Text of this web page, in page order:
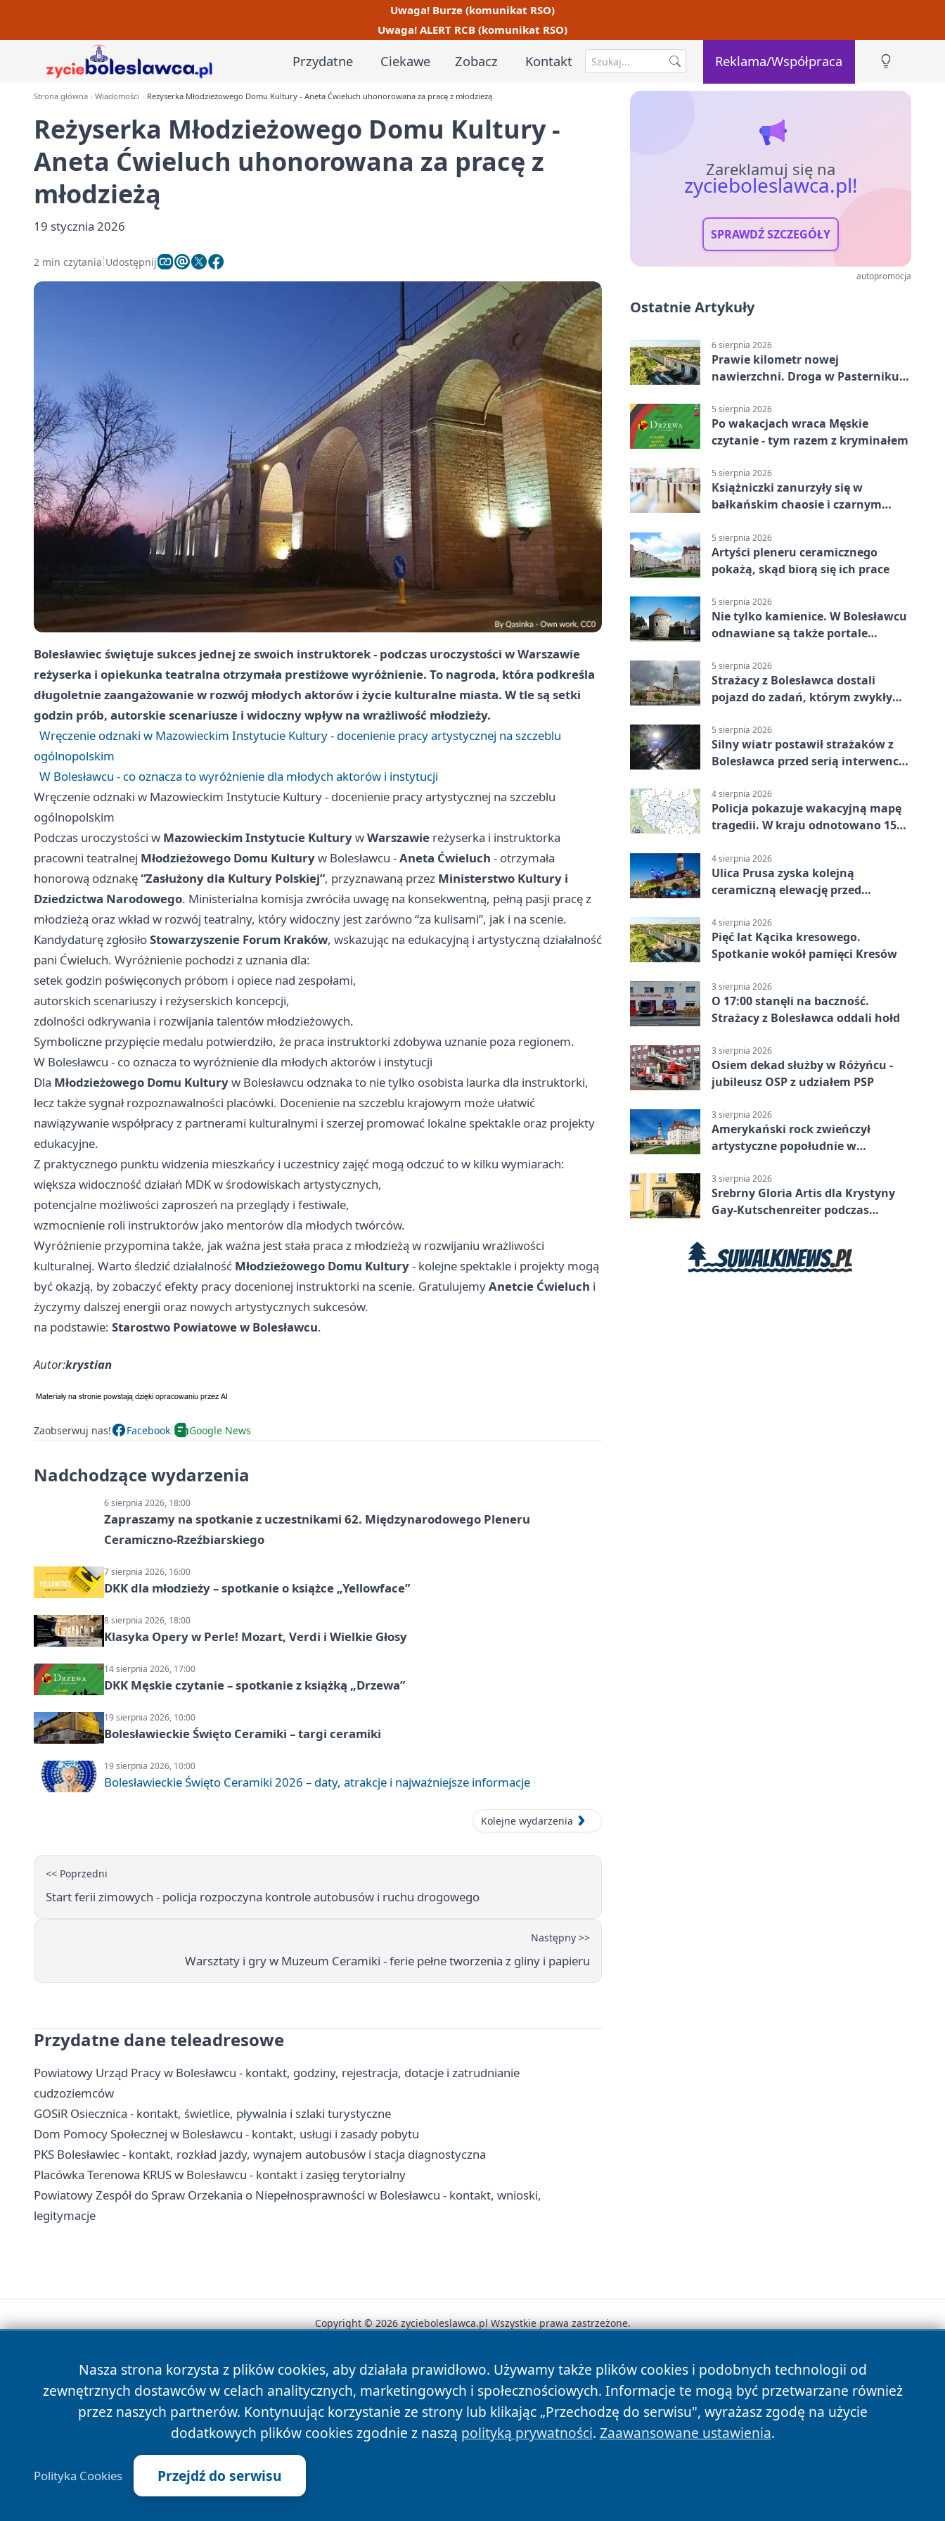
Uwaga! Burze (komunikat RSO)
Uwaga! ALERT RCB (komunikat RSO)
Przydatne Ciekawe Zobacz Kontakt Reklama/Współpraca
Strona główna Wiadomości Reżyserka Młodzieżowego Domu Kultury - Aneta Ćwieluch uhonorowana za pracę z młodzieżą
Reżyserka Młodzieżowego Domu Kultury -
Aneta Ćwieluch uhonorowana za pracę z
młodzieżą
19 stycznia 2026
2 min czytania Udostępnij
Bolesławiec świętuje sukces jednej ze swoich instruktorek - podczas uroczystości w Warszawie
reżyserka i opiekunka teatralna otrzymała prestiżowe wyróżnienie. To nagroda, która podkreśla
długoletnie zaangażowanie w rozwój młodych aktorów i życie kulturalne miasta. W tle są setki
godzin prób, autorskie scenariusze i widoczny wpływ na wrażliwość młodzieży.
Wręczenie odznaki w Mazowieckim Instytucie Kultury - docenienie pracy artystycznej na szczeblu
ogólnopolskim
W Bolesławcu - co oznacza to wyróżnienie dla młodych aktorów i instytucji
Wręczenie odznaki w Mazowieckim Instytucie Kultury - docenienie pracy artystycznej na szczeblu
ogólnopolskim
Podczas uroczystości w Mazowieckim Instytucie KulturywWarszawie reżyserka i instruktorka
pracowni teatralnej Młodzieżowego Domu Kulturyw Bolesławcu -Aneta Ćwieluch - otrzymała
honorową odznakę“Zasłużony dla Kultury Polskiej”, przyznawaną przez Ministerstwo Kultury i
Dziedzictwa Narodowego. Ministerialna komisja zwróciła uwagę na konsekwentną, pełną pasji pracę z
młodzieżą oraz wkład w rozwój teatralny, który widoczny jest zarówno “za kulisami”, jak i na scenie.
Kandydaturę zgłosiłoStowarzyszenie Forum Kraków, wskazując na edukacyjną i artystyczną działalność
pani Ćwieluch. Wyróżnienie pochodzi z uznania dla:
setek godzin poświęconych próbom i opiece nad zespołami,
autorskich scenariuszy i reżyserskich koncepcji,
zdolności odkrywania i rozwijania talentów młodzieżowych.
Symboliczne przypięcie medalu potwierdziło, że praca instruktorki zdobywa uznanie poza regionem.
W Bolesławcu - co oznacza to wyróżnienie dla młodych aktorów i instytucji
Dla Młodzieżowego Domu Kulturyw Bolesławcu odznaka to nie tylko osobista laurka dla instruktorki,
lecz także sygnał rozpoznawalności placówki. Docenienie na szczeblu krajowym może ułatwić
nawiązywanie współpracy z partnerami kulturalnymi i szerzej promować lokalne spektakle oraz projekty
edukacyjne.
Z praktycznego punktu widzenia mieszkańcy i uczestnicy zajęć mogą odczuć to w kilku wymiarach:
większa widoczność działań MDK w środowiskach artystycznych,
potencjalne możliwości zaproszeń na przeglądy i festiwale,
wzmocnienie roli instruktorów jako mentorów dla młodych twórców.
Wyróżnienie przypomina także, jak ważna jest stała praca z młodzieżą w rozwijaniu wrażliwości
kulturalnej. Warto śledzić działalność Młodzieżowego Domu Kultury- kolejne spektakle i projekty mogą
być okazją, by zobaczyć efekty pracy docenionej instruktorki na scenie. GratulujemyAnetcie Ćwieluch i
życzymy dalszej energii oraz nowych artystycznych sukcesów.
na podstawie: Starostwo Powiatowe w Bolesławcu.
Autor:krystian
Zaobserwuj nas! Facebook Google News
Nadchodzące wydarzenia
6 sierpnia 2026, 18:00
Zapraszamy na spotkanie z uczestnikami 62. Międzynarodowego Pleneru
Ceramiczno-Rzeźbiarskiego
7 sierpnia 2026, 16:00
DKK dla młodzieży – spotkanie o książce „Yellowface”
8 sierpnia 2026, 18:00
Klasyka Opery w Perle! Mozart, Verdi i Wielkie Głosy
14 sierpnia 2026, 17:00
DKK Męskie czytanie – spotkanie z książką „Drzewa”
19 sierpnia 2026, 10:00
Bolesławieckie Święto Ceramiki – targi ceramiki
19 sierpnia 2026, 10:00
Bolesławieckie Święto Ceramiki 2026 – daty, atrakcje i najważniejsze informacje
Kolejne wydarzenia
<< Poprzedni
Start ferii zimowych - policja rozpoczyna kontrole autobusów i ruchu drogowego
Następny >>
Warsztaty i gry w Muzeum Ceramiki - ferie pełne tworzenia z gliny i papieru
Przydatne dane teleadresowe
Powiatowy Urząd Pracy w Bolesławcu - kontakt, godziny, rejestracja, dotacje i zatrudnianie
cudzoziemców
GOSiR Osiecznica - kontakt, świetlice, pływalnia i szlaki turystyczne
Dom Pomocy Społecznej w Bolesławcu - kontakt, usługi i zasady pobytu
PKS Bolesławiec - kontakt, rozkład jazdy, wynajem autobusów i stacja diagnostyczna
Placówka Terenowa KRUS w Bolesławcu - kontakt i zasięg terytorialny
Powiatowy Zespół do Spraw Orzekania o Niepełnosprawności w Bolesławcu - kontakt, wnioski,
legitymacje
Zareklamuj się na
zycieboleslawca.pl!
SPRAWDŹ SZCZEGÓŁY
autopromocja
Ostatnie Artykuły
6 sierpnia 2026
Prawie kilometr nowej
nawierzchni. Droga w Pasterniku
5 sierpnia 2026
Po wakacjach wraca Męskie
czytanie - tym razem z kryminałem
5 sierpnia 2026
Książniczki zanurzyły się w
bałkańskim chaosie i czarnym
5 sierpnia 2026
Artyści pleneru ceramicznego
pokażą, skąd biorą się ich prace
5 sierpnia 2026
Nie tylko kamienice. W Bolesławcu
odnawiane są także portale
5 sierpnia 2026
Strażacy z Bolesławca dostali
pojazd do zadań, którym zwykły
5 sierpnia 2026
Silny wiatr postawił strażaków z
Bolesławca przed serią interwencji
4 sierpnia 2026
Policja pokazuje wakacyjną mapę
tragedii. W kraju odnotowano 155
4 sierpnia 2026
Ulica Prusa zyska kolejną
ceramiczną elewację przed
4 sierpnia 2026
Pięć lat Kącika kresowego.
Spotkanie wokół pamięci Kresów
3 sierpnia 2026
O 17:00 stanęli na baczność.
Strażacy z Bolesławca oddali hołd
3 sierpnia 2026
Osiem dekad służby w Różyńcu -
jubileusz OSP z udziałem PSP
3 sierpnia 2026
Amerykański rock zwieńczył
artystyczne popołudnie w
3 sierpnia 2026
Srebrny Gloria Artis dla Krystyny
Gay-Kutschenreiter podczas
Nasza strona korzysta z plików cookies, aby działała prawidłowo. Używamy także plików cookies i podobnych technologii od
zewnętrznych dostawców w celach analitycznych, marketingowych i społecznościowych. Informacje te mogą być przetwarzane również
przez naszych partnerów. Kontynuując korzystanie ze strony lub klikając „Przechodzę do serwisu", wyrażasz zgodę na użycie
dodatkowych plików cookies zgodnie z naszą polityką prywatności. Zaawansowane ustawienia.
Polityka Cookies Przejdź do serwisu
Copyright © 2026 zycieboleslawca.pl Wszystkie prawa zastrzeżone.
News Autorzy Polityka Prywatności Polityka Cookies